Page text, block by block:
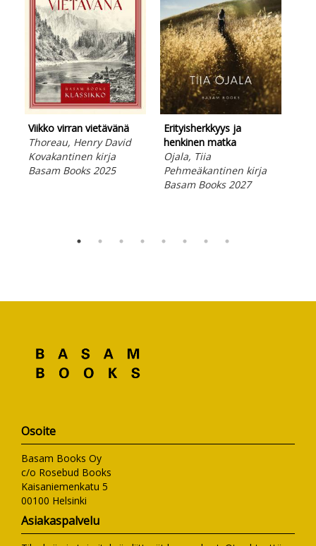
Viikko virran vietävänä
Thoreau, Henry David
Kovakantinen kirja
Basam Books 2025
Erityisherkkyys ja
henkinen matka
Ojala, Tiia
Pehmeäkantinen kirja
Basam Books 2027
Osoite
Basam Books Oy
c/o Rosebud Books
Kaisaniemenkatu 5
00100 Helsinki
Asiakaspalvelu